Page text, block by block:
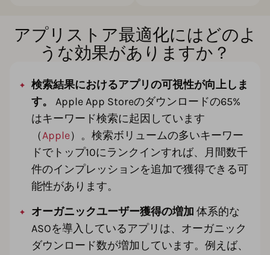
アプリストア最適化にはどのよ
うな効果がありますか？
検索結果におけるアプリの可視性が向上しま
す。
Apple App Storeのダウンロードの65%
はキーワード検索に起因しています
（Apple）。検索ボリュームの多いキーワー
ドでトップ10にランクインすれば、月間数千
件のインプレッションを追加で獲得できる可
能性があります。
オーガニックユーザー獲得の増加 体系的な
ASOを導入しているアプリは、オーガニック
ダウンロード数が増加しています。例えば、